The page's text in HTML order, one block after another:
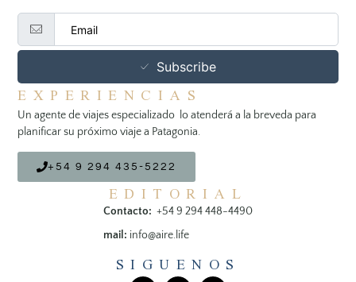
Subscribe
EXPERIENCIAS
Un agente de viajes especializado lo atenderá a la breveda para
planificar su próximo viaje a Patagonia.
+54 9 294 435-5222
EDITORIAL
Contacto: +54 9 294 448-4490
mail: info@aire.life
SIGUENOS